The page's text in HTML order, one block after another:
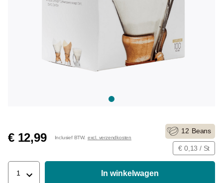
€ 12,99 Inclusief BTW. excl. verzendkosten
12 Beans
€ 0,13 / St
1 In winkelwagen